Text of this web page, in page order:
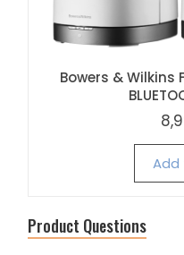
Bowers & Wilkins
Add
Product Questions